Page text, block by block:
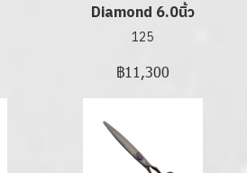
Diamond 6.0นิ้ว
125
฿11,300